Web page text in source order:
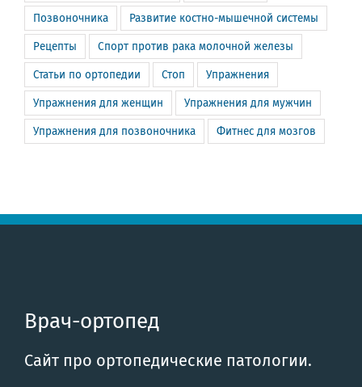
Позвоночника Развитие костно-мышечной системы
Рецепты Спорт против рака молочной железы
Статьи по ортопедии Стоп Упражнения
Упражнения для женщин Упражнения для мужчин
Упражнения для позвоночника Фитнес для мозгов
Врач-ортопед
Сайт про ортопедические патологии.